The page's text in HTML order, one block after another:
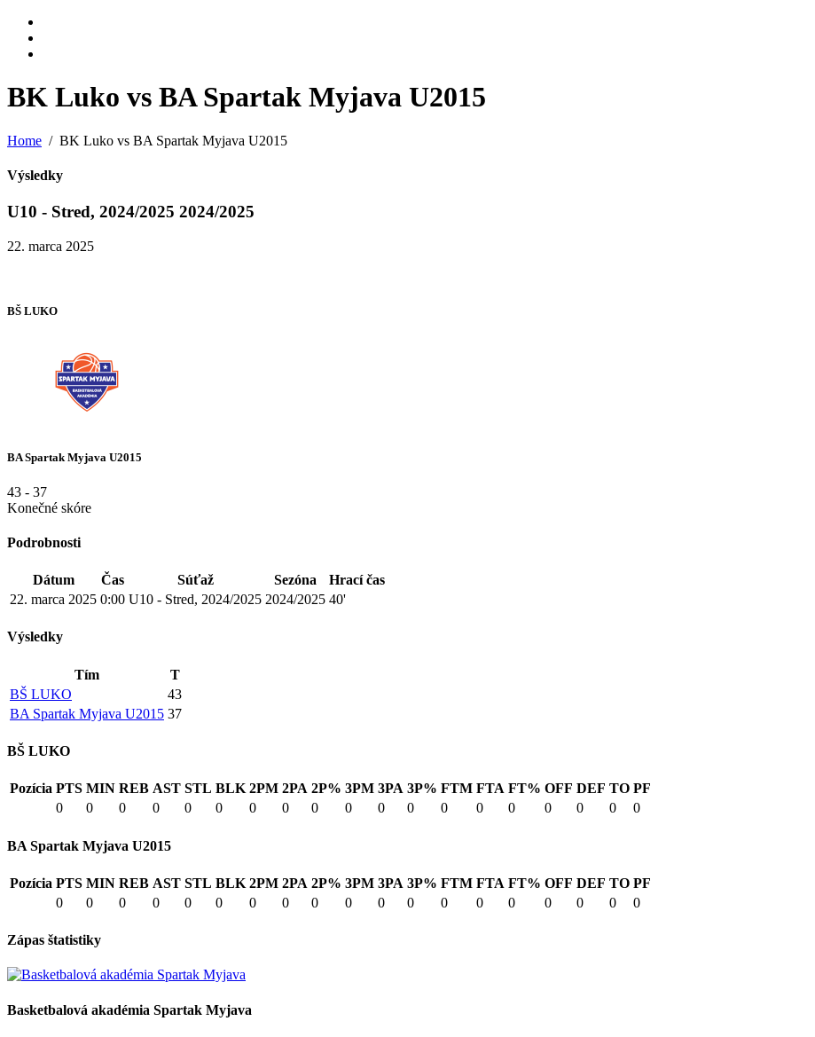
BK Luko vs BA Spartak Myjava U2015
Home BK Luko vs BA Spartak Myjava U2015
Výsledky
U10 - Stred, 2024/2025 2024/2025
22. marca 2025
BŠ LUKO
BA Spartak Myjava U2015
43 - 37
Konečné skóre
Podrobnosti
Dátum Čas Súťaž Sezóna
Hrací čas
22. marca 2025 0:00 U10 - Stred, 2024/2025 2024/2025 40'
Výsledky
Tím
T
BŠ LUKO
43
BA Spartak Myjava U2015 37
BŠ LUKO
Pozícia PTS MIN REB AST STL BLK 2PM 2PA 2P% 3PM 3PA 3P% FTM FTA FT% OFF DEF TO PF
0
0 0 0 0 0 0 0 0 0 0 0 0 0 0 0 0 0 0
BA Spartak Myjava U2015
Pozícia PTS MIN REB AST STL BLK 2PM 2PA 2P% 3PM 3PA 3P% FTM FTA FT% OFF DEF TO PF
0
0 0 0 0 0 0 0 0 0 0 0 0 0 0 0 0 0 0
Zápas štatistiky
Basketbalová akadémia Spartak Myjava